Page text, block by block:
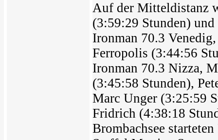
Auf der Mitteldistanz
(3:59:29 Stunden)
Ironman 70.3
Ferropolis (3:44:56
Ironman 70.3 Nizza,
(3:45:58 Stunden),
Marc Unger (3:25:59
Fridrich (4:38:18
Brombachsee